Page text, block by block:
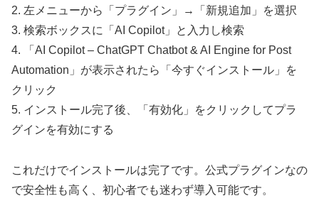
2. 左メニューから「プラグイン」→「新規追加」を選択
3. 検索ボックスに「AI Copilot」と入力し検索
4. 「AI Copilot – ChatGPT Chatbot & AI Engine for Post
Automation」が表示されたら「今すぐインストール」を
クリック
5. インストール完了後、「有効化」をクリックしてプラ
グインを有効にする
これだけでインストールは完了です。公式プラグインなの
で安全性も高く、初心者でも迷わず導入可能です。